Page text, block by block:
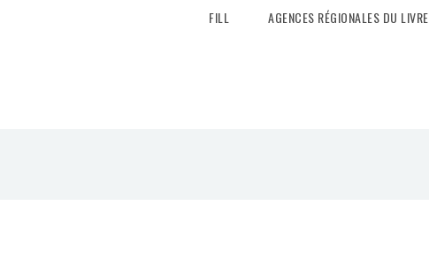
FILL AGENCES RÉGIONALES DU LIVRE